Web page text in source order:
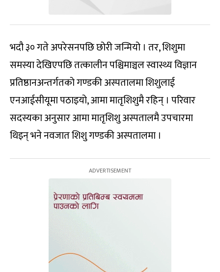
भदौ ३० गते अपरेसनपछि छोरी जन्मियो । तर, शिशुमा
समस्या देखिएपछि तत्कालीन पश्चिमाञ्चल स्वास्थ्य विज्ञान
प्रतिष्ठानअन्तर्गतको गण्डकी अस्पतालमा शिशुलाई
एनआईसीयूमा पठाइयो, आमा मातृशिशुमै रहिन् । परिवार
सदस्यका अनुसार आमा मातृशिशु अस्पतालमै उपचारमा
थिइन् भने नवजात शिशु गण्डकी अस्पतालमा ।